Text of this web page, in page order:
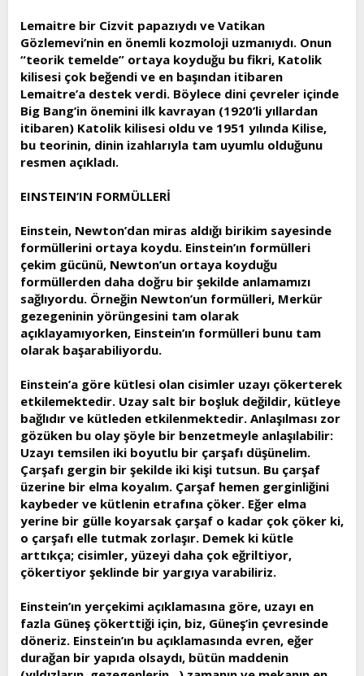
Lemaitre bir Cizvit papazıydı ve Vatikan
Gözlemevi’nin en önemli kozmoloji uzmanıydı. Onun
“teorik temelde” ortaya koyduğu bu fikri, Katolik
kilisesi çok beğendi ve en başından itibaren
Lemaitre’a destek verdi. Böylece dini çevreler içinde
Big Bang’in önemini ilk kavrayan (1920’li yıllardan
itibaren) Katolik kilisesi oldu ve 1951 yılında Kilise,
bu teorinin, dinin izahlarıyla tam uyumlu olduğunu
resmen açıkladı.
EINSTEIN’IN FORMÜLLERİ
Einstein, Newton’dan miras aldığı birikim sayesinde
formüllerini ortaya koydu. Einstein’ın formülleri
çekim gücünü, Newton’un ortaya koyduğu
formüllerden daha doğru bir şekilde anlamamızı
sağlıyordu. Örneğin Newton’un formülleri, Merkür
gezegeninin yörüngesini tam olarak
açıklayamıyorken, Einstein’ın formülleri bunu tam
olarak başarabiliyordu.
Einstein’a göre kütlesi olan cisimler uzayı çökerterek
etkilemektedir. Uzay salt bir boşluk değildir, kütleye
bağlıdır ve kütleden etkilenmektedir. Anlaşılması zor
gözüken bu olay şöyle bir benzetmeyle anlaşılabilir:
Uzayı temsilen iki boyutlu bir çarşafı düşünelim.
Çarşafı gergin bir şekilde iki kişi tutsun. Bu çarşaf
üzerine bir elma koyalım. Çarşaf hemen gerginliğini
kaybeder ve kütlenin etrafına çöker. Eğer elma
yerine bir gülle koyarsak çarşaf o kadar çok çöker ki,
o çarşafı elle tutmak zorlaşır. Demek ki kütle
arttıkça; cisimler, yüzeyi daha çok eğriltiyor,
çökertiyor şeklinde bir yargıya varabiliriz.
Einstein’ın yerçekimi açıklamasına göre, uzayı en
fazla Güneş çökerttiği için, biz, Güneş’in çevresinde
döneriz. Einstein’ın bu açıklamasında evren, eğer
durağan bir yapıda olsaydı, bütün maddenin